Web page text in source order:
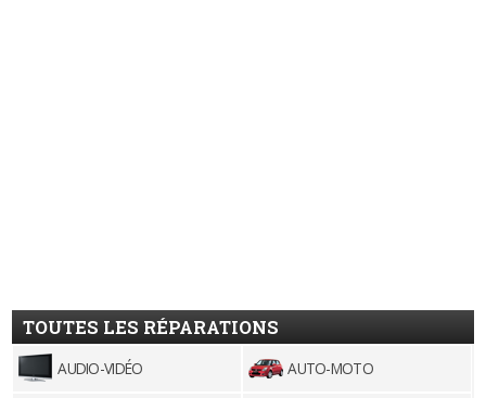
TOUTES LES RÉPARATIONS
AUDIO-VIDÉO AUTO-MOTO